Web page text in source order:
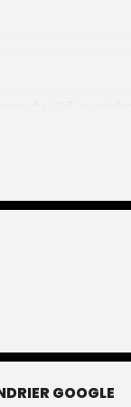
GOOGLE